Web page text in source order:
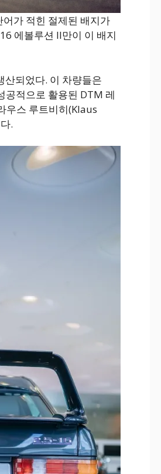
어가 적힌 절제된 배지가
에볼루션 II만이 이 배지
산되었다. 이 차량들은
공적으로 활용된 DTM 레
우스 루트비히(Klaus
.